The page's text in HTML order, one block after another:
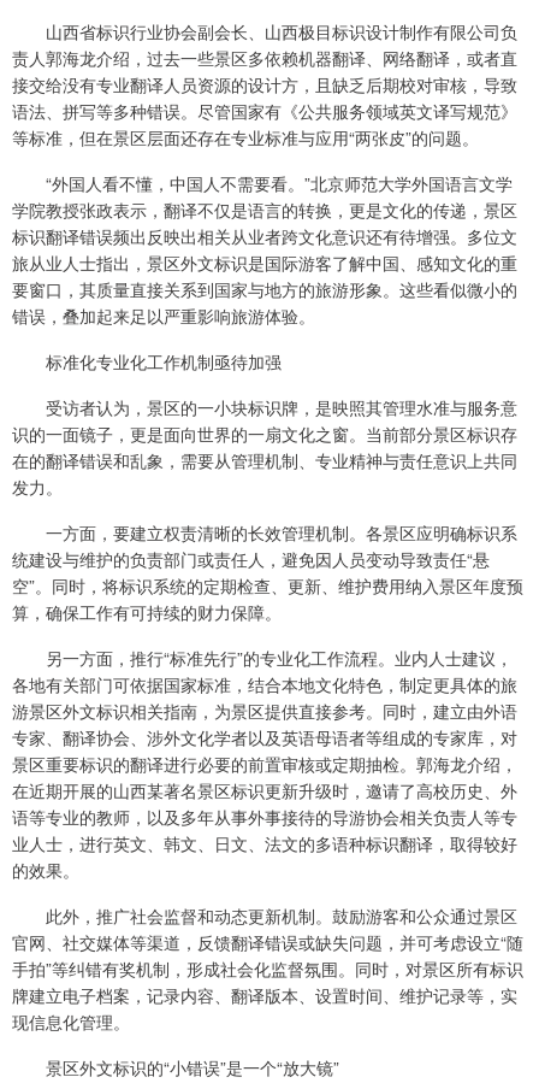
山西省标识行业协会副会长、山西极目标识设计制作有限公司负
责人郭海龙介绍，过去一些景区多依赖机器翻译、网络翻译，或者直
接交给没有专业翻译人员资源的设计方，且缺乏后期校对审核，导致
语法、拼写等多种错误。尽管国家有《公共服务领域英文译写规范》
等标准，但在景区层面还存在专业标准与应用“两张皮”的问题。
“外国人看不懂，中国人不需要看。”北京师范大学外国语言文学
学院教授张政表示，翻译不仅是语言的转换，更是文化的传递，景区
标识翻译错误频出反映出相关从业者跨文化意识还有待增强。多位文
旅从业人士指出，景区外文标识是国际游客了解中国、感知文化的重
要窗口，其质量直接关系到国家与地方的旅游形象。这些看似微小的
错误，叠加起来足以严重影响旅游体验。
标准化专业化工作机制亟待加强
受访者认为，景区的一小块标识牌，是映照其管理水准与服务意
识的一面镜子，更是面向世界的一扇文化之窗。当前部分景区标识存
在的翻译错误和乱象，需要从管理机制、专业精神与责任意识上共同
发力。
一方面，要建立权责清晰的长效管理机制。各景区应明确标识系
统建设与维护的负责部门或责任人，避免因人员变动导致责任“悬
空”。同时，将标识系统的定期检查、更新、维护费用纳入景区年度预
算，确保工作有可持续的财力保障。
另一方面，推行“标准先行”的专业化工作流程。业内人士建议，
各地有关部门可依据国家标准，结合本地文化特色，制定更具体的旅
游景区外文标识相关指南，为景区提供直接参考。同时，建立由外语
专家、翻译协会、涉外文化学者以及英语母语者等组成的专家库，对
景区重要标识的翻译进行必要的前置审核或定期抽检。郭海龙介绍，
在近期开展的山西某著名景区标识更新升级时，邀请了高校历史、外
语等专业的教师，以及多年从事外事接待的导游协会相关负责人等专
业人士，进行英文、韩文、日文、法文的多语种标识翻译，取得较好
的效果。
此外，推广社会监督和动态更新机制。鼓励游客和公众通过景区
官网、社交媒体等渠道，反馈翻译错误或缺失问题，并可考虑设立“随
手拍”等纠错有奖机制，形成社会化监督氛围。同时，对景区所有标识
牌建立电子档案，记录内容、翻译版本、设置时间、维护记录等，实
现信息化管理。
景区外文标识的“小错误”是一个“放大镜”